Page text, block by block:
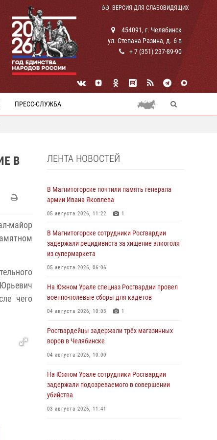
ВЕРСИЯ ДЛЯ СЛАБОВИДЯЩИХ
454091, г. Челябинск
ул. Степана Разина, д. 6 в
+ 7 (351) 237-89-90
ПРЕСС-СЛУЖБА
В
майор
чего
ЛЕНТА НОВОСТЕЙ
В Магнитогорске почтили память генерала
армии Ивана Яковлева
05 августа 2026, 11:22 1
В Магнитогорске сотрудники Росгвардии
задержали рецидивиста за хищение алкоголя
из супермаркета
05 августа 2026, 06:06
На Южном Урале спецназ Росгвардии провел
военно-полевые сборы для кадетов
04 августа 2026, 10:03 1
Росгвардейцы задержали трёх магазинных
воров в Челябинске
04 августа 2026, 10:00
На Южном Урале сотрудники Росгвардии
задержали подозреваемого в совершении
убийства
03 августа 2026, 11:41